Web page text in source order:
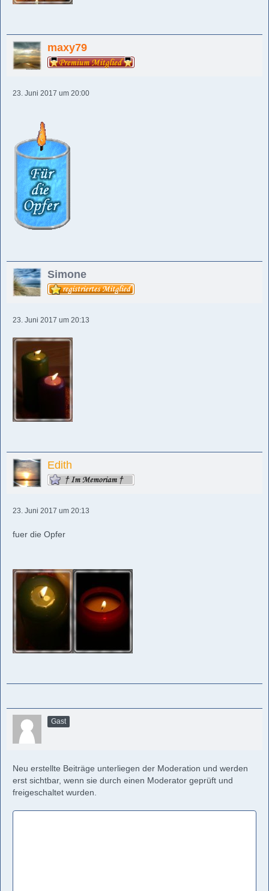
maxy79
23. Juni 2017 um 20:00
Simone
23. Juni 2017 um 20:13
Edith
23. Juni 2017 um 20:13
fuer die Opfer
Gast
Neu erstellte Beiträge unterliegen der Moderation und werden
erst sichtbar, wenn sie durch einen Moderator geprüft und
freigeschaltet wurden.